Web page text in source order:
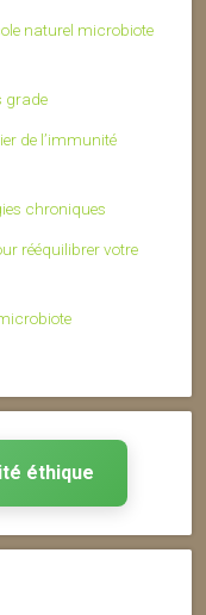
naturel microbiote
grade
de l’immunité
chroniques
rééquilibrer votre
éthique